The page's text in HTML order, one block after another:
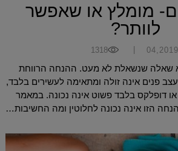
מומלץ או שאפשר
לוותר?
|
1318
שאלה שנשאלת לא מעט. ההנחה הרווחת
פנים אינה זולה ומתאימה לעשירים בלבד,
דופלקס בלבד פשוט אינה נכונה. במאמר
הזו אינה נכונה לחלוטין ומה החשיבות…